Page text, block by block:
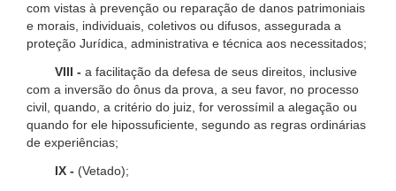
com vistas à prevenção ou reparação de danos patrimoniais
e morais, individuais, coletivos ou difusos, assegurada a
proteção Jurídica, administrativa e técnica aos necessitados;
VIII - a facilitação da defesa de seus direitos, inclusive
com a inversão do ônus da prova, a seu favor, no processo
civil, quando, a critério do juiz, for verossímil a alegação ou
quando for ele hipossuficiente, segundo as regras ordinárias
de experiências;
IX - (Vetado);